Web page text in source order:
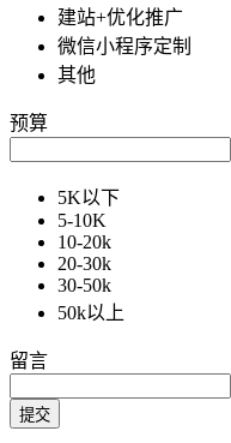
建站+优化推广
微信小程序定制
其他
预算
5K以下
5-10K
10-20k
20-30k
30-50k
50k以上
留言